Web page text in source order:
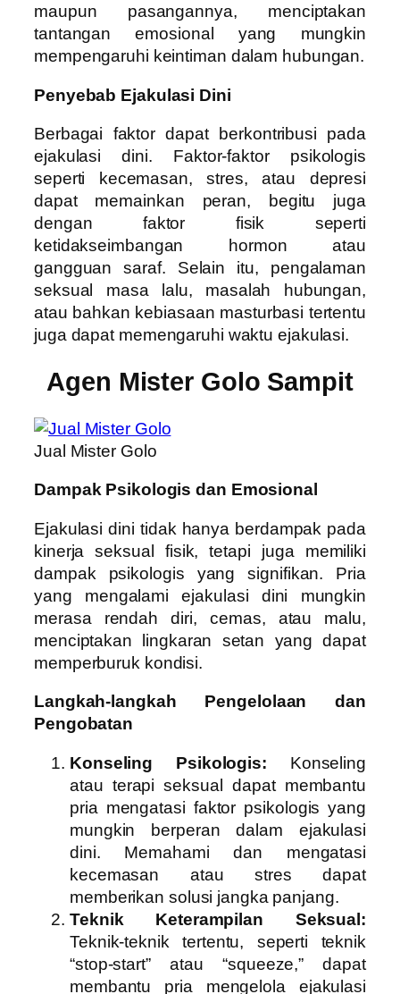
maupun pasangannya, menciptakan
tantangan emosional yang mungkin
mempengaruhi keintiman dalam hubungan.
Penyebab Ejakulasi Dini
Berbagai faktor dapat berkontribusi pada
ejakulasi dini. Faktor-faktor psikologis
seperti kecemasan, stres, atau depresi
dapat memainkan peran, begitu juga
dengan faktor fisik seperti
ketidakseimbangan hormon atau
gangguan saraf. Selain itu, pengalaman
seksual masa lalu, masalah hubungan,
atau bahkan kebiasaan masturbasi tertentu
juga dapat memengaruhi waktu ejakulasi.
Agen Mister Golo Sampit
Jual Mister Golo
Dampak Psikologis dan Emosional
Ejakulasi dini tidak hanya berdampak pada
kinerja seksual fisik, tetapi juga memiliki
dampak psikologis yang signifikan. Pria
yang mengalami ejakulasi dini mungkin
merasa rendah diri, cemas, atau malu,
menciptakan lingkaran setan yang dapat
memperburuk kondisi.
Langkah-langkah Pengelolaan dan
Pengobatan
Konseling Psikologis: Konseling
atau terapi seksual dapat membantu
pria mengatasi faktor psikologis yang
mungkin berperan dalam ejakulasi
dini. Memahami dan mengatasi
kecemasan atau stres dapat
memberikan solusi jangka panjang.
Teknik Keterampilan Seksual:
Teknik-teknik tertentu, seperti teknik
“stop-start” atau “squeeze,” dapat
membantu pria mengelola ejakulasi